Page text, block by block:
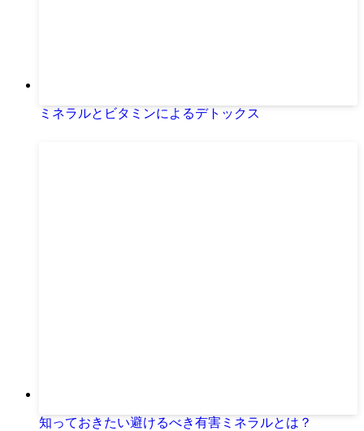
ミネラルとビタミンによるデトックス
知っておきたい避けるべき有害ミネラルとは？